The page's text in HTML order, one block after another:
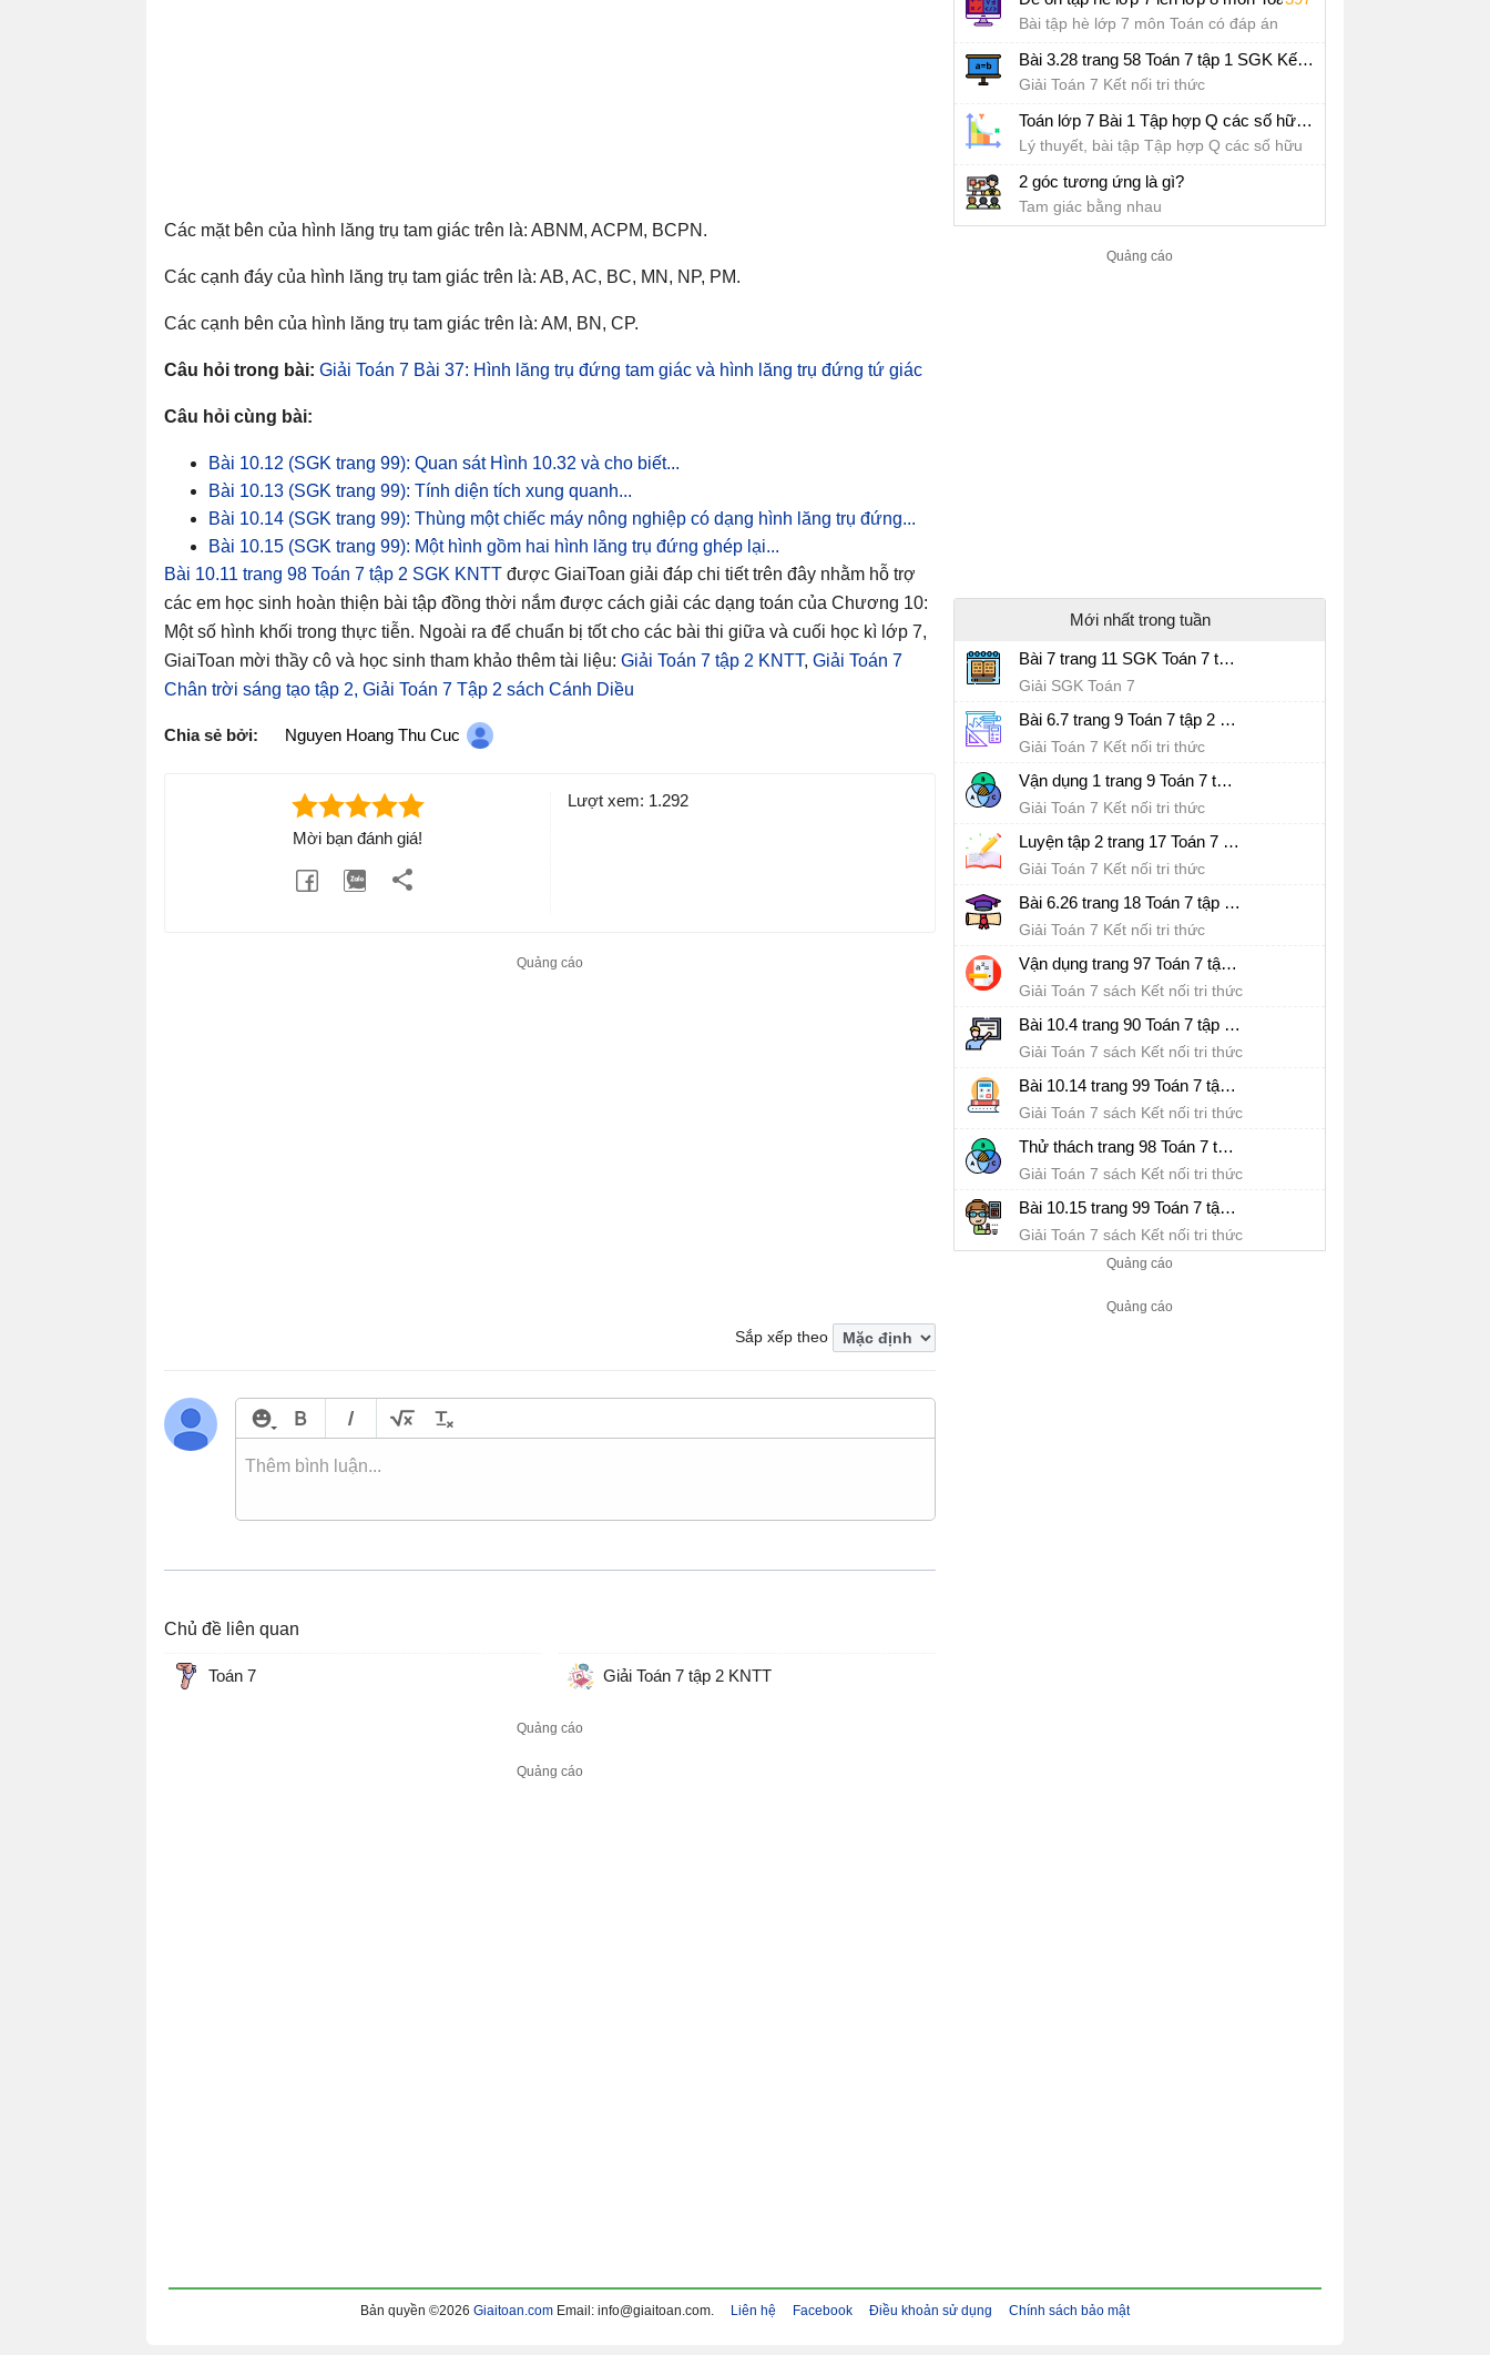
Các mặt bên của hình lăng trụ tam giác trên là: ABNM, ACPM, BCPN.
Các cạnh đáy của hình lăng trụ tam giác trên là: AB, AC, BC, MN, NP, PM.
Các cạnh bên của hình lăng trụ tam giác trên là: AM, BN, CP.
Câu hỏi trong bài: Giải Toán 7 Bài 37: Hình lăng trụ đứng tam giác và hình lăng trụ đứng tứ giác
Câu hỏi cùng bài:
Bài 10.12 (SGK trang 99): Quan sát Hình 10.32 và cho biết...
Bài 10.13 (SGK trang 99): Tính diện tích xung quanh...
Bài 10.14 (SGK trang 99): Thùng một chiếc máy nông nghiệp có dạng hình lăng trụ đứng...
Bài 10.15 (SGK trang 99): Một hình gồm hai hình lăng trụ đứng ghép lại...
Bài 10.11 trang 98 Toán 7 tập 2 SGK KNTT được GiaiToan giải đáp chi tiết trên đây nhằm hỗ trợ
các em học sinh hoàn thiện bài tập đồng thời nắm được cách giải các dạng toán của Chương 10:
Một số hình khối trong thực tiễn. Ngoài ra để chuẩn bị tốt cho các bài thi giữa và cuối học kì lớp 7,
GiaiToan mời thầy cô và học sinh tham khảo thêm tài liệu: Giải Toán 7 tập 2 KNTT, Giải Toán 7
Chân trời sáng tạo tập 2, Giải Toán 7 Tập 2 sách Cánh Diều
Chia sẻ bởi: Nguyen Hoang Thu Cuc
Mời bạn đánh giá!
Lượt xem: 1.292
Sắp xếp theo
Chủ đề liên quan
Toán 7 Giải Toán 7 tập 2 KNTT
Bài tập hè lớp 7 môn Toán có đáp án
Bài 3.28 trang 58 Toán 7 tập 1 SGK Kết nối tri thức với cuộc sống
Giải Toán 7 Kết nối tri thức
Toán lớp 7 Bài 1 Tập hợp Q các số hữu tỉ
Lý thuyết, bài tập Tập hợp Q các số hữu
2 góc tương ứng là gì?
Tam giác bằng nhau
Mới nhất trong tuần
Bài 7 trang 11 SGK Toán 7 tập 2
Giải SGK Toán 7
Bài 6.7 trang 9 Toán 7 tập 2 SGK Kết nối tri thức với cuộc sống
Giải Toán 7 Kết nối tri thức
Vận dụng 1 trang 9 Toán 7 tập 2 SGK Kết nối tri thức với cuộc sống
Giải Toán 7 Kết nối tri thức
Luyện tập 2 trang 17 Toán 7 tập 2 SGK Kết nối tri thức với cuộc sống
Giải Toán 7 Kết nối tri thức
Bài 6.26 trang 18 Toán 7 tập 2 SGK Kết nối tri thức với cuộc sống
Giải Toán 7 Kết nối tri thức
Vận dụng trang 97 Toán 7 tập 2 SGK Kết nối tri thức với cuộc sống
Giải Toán 7 sách Kết nối tri thức
Bài 10.4 trang 90 Toán 7 tập 2 SGK Kết nối tri thức với cuộc sống
Giải Toán 7 sách Kết nối tri thức
Bài 10.14 trang 99 Toán 7 tập 2 SGK Kết nối tri thức với cuộc sống
Giải Toán 7 sách Kết nối tri thức
Thử thách trang 98 Toán 7 tập 2 SGK Kết nối tri thức với cuộc sống
Giải Toán 7 sách Kết nối tri thức
Bài 10.15 trang 99 Toán 7 tập 2 SGK Kết nối tri thức với cuộc sống
Giải Toán 7 sách Kết nối tri thức
Bản quyền ©2026 Giaitoan.com Email: info@giaitoan.com. Liên hệ Facebook Điều khoản sử dụng Chính sách bảo mật